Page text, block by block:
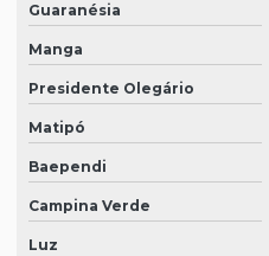
Guaranésia
Manga
Presidente Olegário
Matipó
Baependi
Campina Verde
Luz